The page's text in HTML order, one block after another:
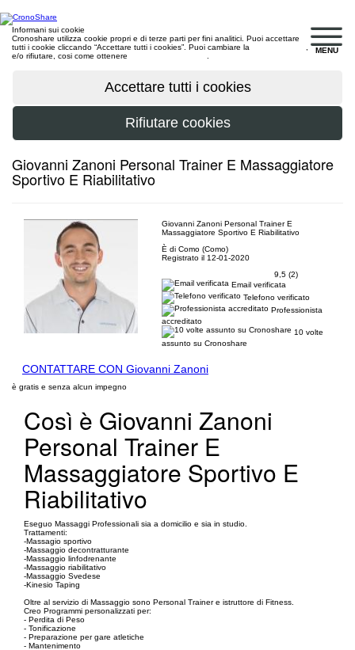
MENU
Informani sui cookie
Cronoshare utilizza cookie propri e di terze parti per fini analitici. Puoi accettare
tutti i cookie cliccando “Accettare tutti i cookies”. Puoi cambiare la
e/o rifiutare, cosi come ottenere
Giovanni Zanoni Personal Trainer E Massaggiatore
Sportivo E Riabilitativo
Giovanni Zanoni Personal Trainer E
Massaggiatore Sportivo E Riabilitativo
È di Como (Como)
Registrato il 12-01-2020
9,5 (2)
Email verificata
Telefono verificato
Professionista
accreditato
10 volte
assunto su Cronoshare
CONTATTARE CON Giovanni Zanoni
è gratis e senza alcun impegno
Così è Giovanni Zanoni
Personal Trainer E
Massaggiatore Sportivo E
Riabilitativo
Eseguo Massaggi Professionali sia a domicilio e sia in studio.
Trattamenti:
-Massagio sportivo
-Massaggio decontratturante
-Massaggio linfodrenante
-Massaggio riabilitativo
-Massaggio Svedese
-Kinesio Taping
Oltre al servizio di Massaggio sono Personal Trainer e istruttore di Fitness.
Creo Programmi personalizzati per:
- Perdita di Peso
- Tonificazione
- Preparazione per gare atletiche
- Mantenimento